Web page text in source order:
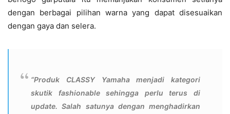
dengan berbagai pilihan warna yang dapat disesuaikan
dengan gaya dan selera.
“Produk CLASSY Yamaha menjadi kategori
skutik fashionable sehingga perlu terus di
update. Salah satunya dengan menghadirkan